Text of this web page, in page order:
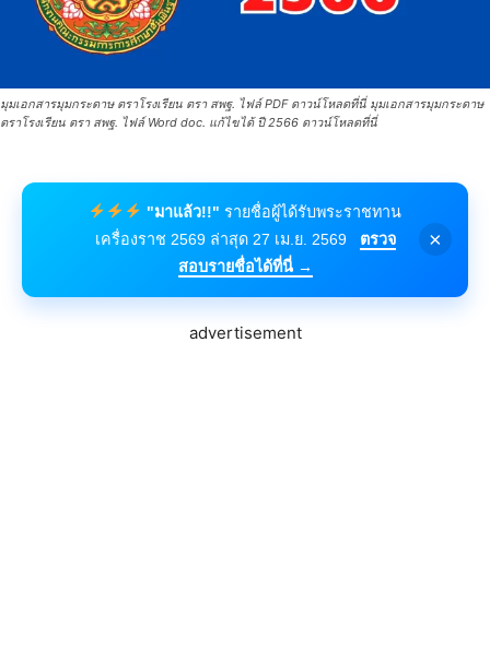
มุมเอกสารมุมกระดาษ ตราโรงเรียน ตรา สพฐ. ไฟล์ PDF ดาวน์โหลดที่นี่ มุมเอกสารมุมกระดาษ
ตราโรงเรียน ตรา สพฐ. ไฟล์ Word doc. แก้ไขได้ ปี 2566 ดาวน์โหลดที่นี่
"มาแล้ว!!" รายชื่อผู้ได้รับพระราชทาน
เครื่องราช 2569 ล่าสุด 27 เม.ย. 2569
ตรวจ
สอบรายชื่อได้ที่นี่ →
×
advertisement